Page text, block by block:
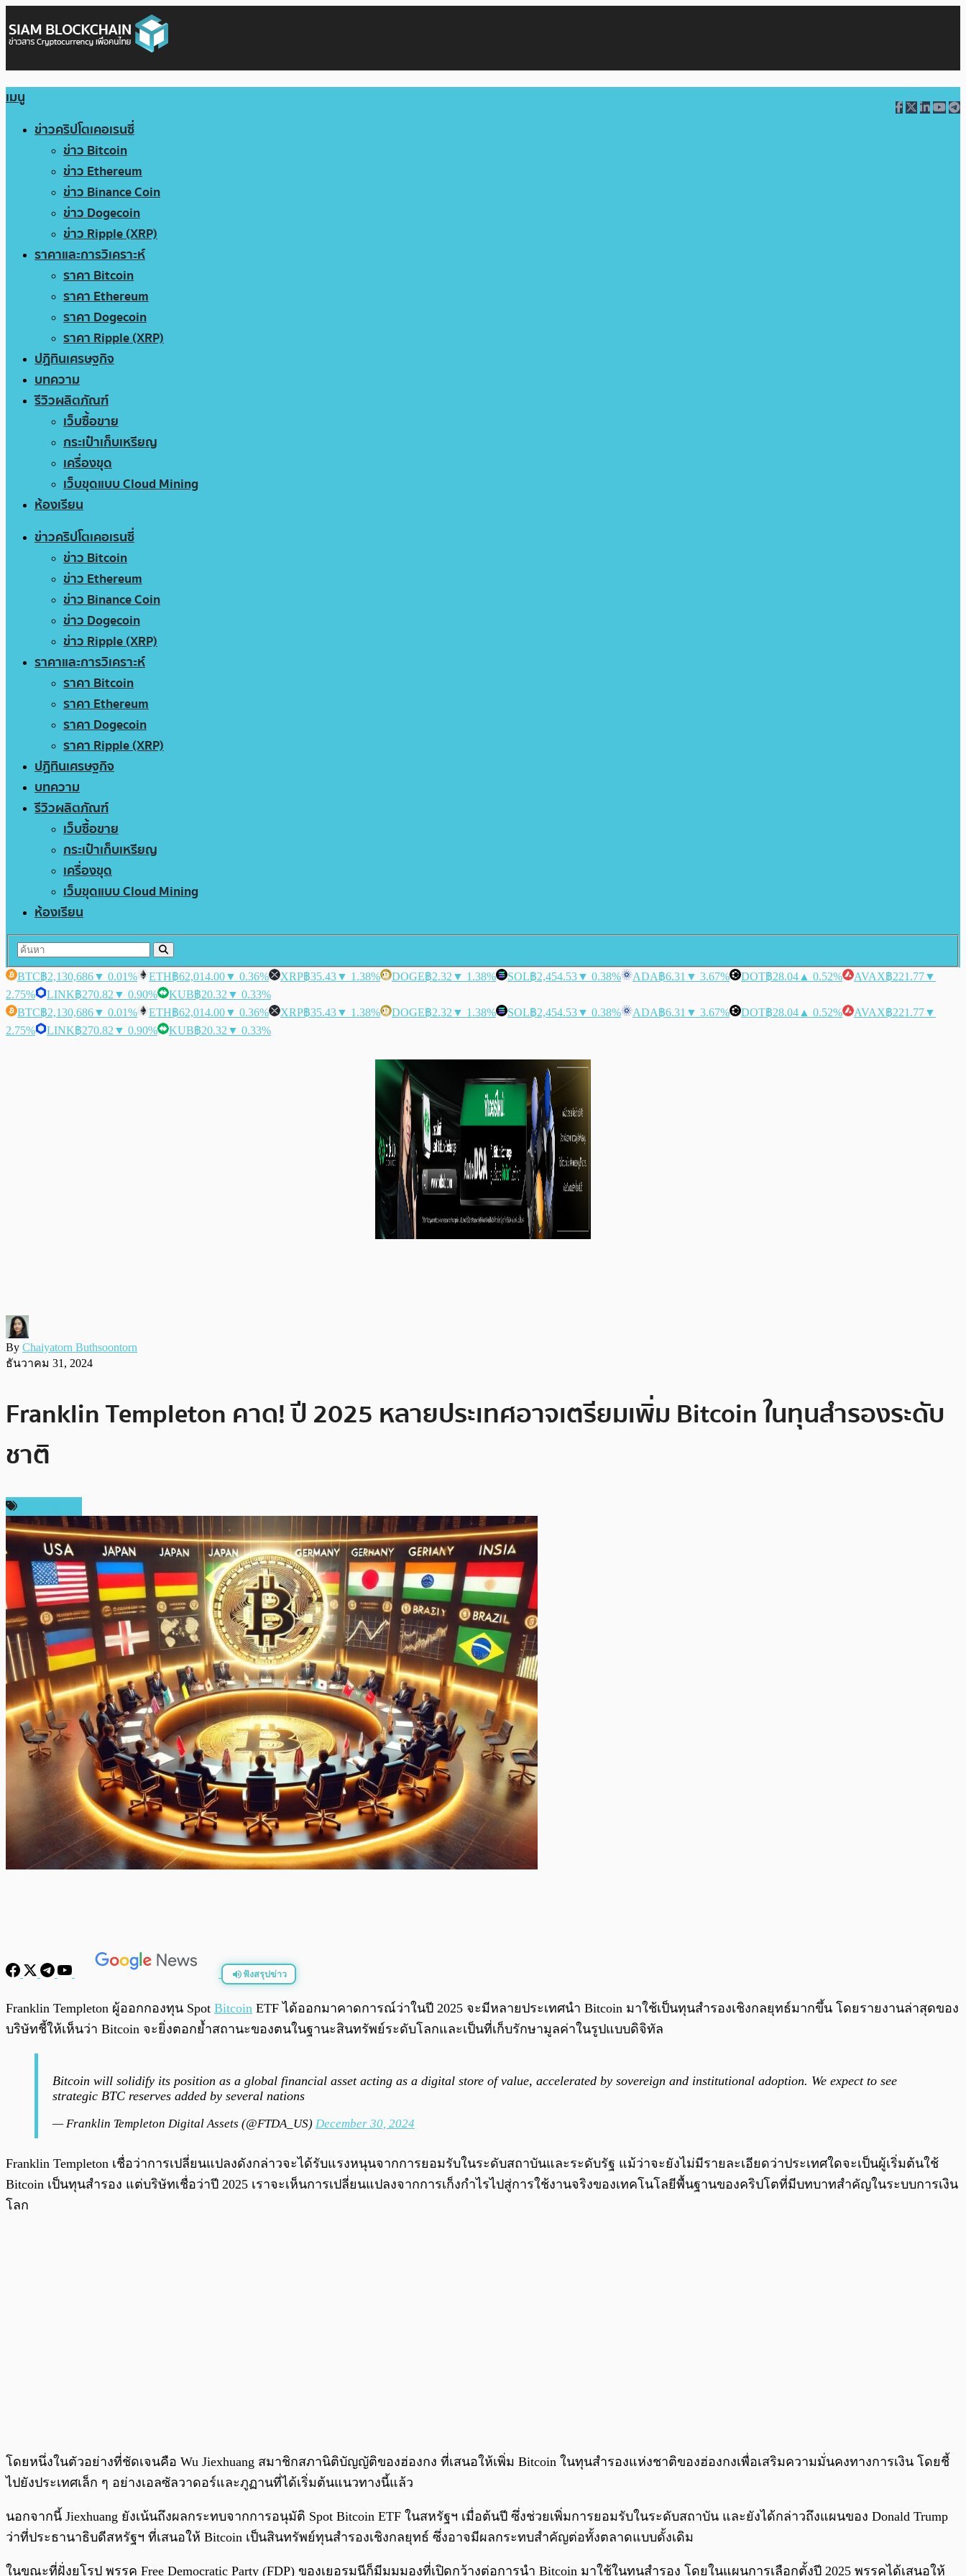
เมนู
ข่าวคริปโตเคอเรนซี่
ข่าว Bitcoin
ข่าว Ethereum
ข่าว Binance Coin
ข่าว Dogecoin
ข่าว Ripple (XRP)
ราคาและการวิเคราะห์
ราคา Bitcoin
ราคา Ethereum
ราคา Dogecoin
ราคา Ripple (XRP)
ปฏิทินเศรษฐกิจ
บทความ
รีวิวผลิตภัณฑ์
เว็บซื้อขาย
กระเป๋าเก็บเหรียญ
เครื่องขุด
เว็บขุดแบบ Cloud Mining
ห้องเรียน
ข่าวคริปโตเคอเรนซี่
ข่าว Bitcoin
ข่าว Ethereum
ข่าว Binance Coin
ข่าว Dogecoin
ข่าว Ripple (XRP)
ราคาและการวิเคราะห์
ราคา Bitcoin
ราคา Ethereum
ราคา Dogecoin
ราคา Ripple (XRP)
ปฏิทินเศรษฐกิจ
บทความ
รีวิวผลิตภัณฑ์
เว็บซื้อขาย
กระเป๋าเก็บเหรียญ
เครื่องขุด
เว็บขุดแบบ Cloud Mining
ห้องเรียน
BTC฿2,130,686▼ 0.01% ETH฿62,014.00▼ 0.36% XRP฿35.43▼ 1.38% DOGE฿2.32 ▼ 1.38% SOL฿2,454.53▼ 0.38% ADA฿6.31 ▼ 3.67% DOT฿28.04 ▲ 0.52% AVAX฿221.77▼
2.75%
LINK฿270.82 ▼ 0.90% KUB฿20.32 ▼ 0.33%
BTC฿2,130,686▼ 0.01% ETH฿62,014.00▼ 0.36% XRP฿35.43▼ 1.38% DOGE฿2.32 ▼ 1.38% SOL฿2,454.53▼ 0.38% ADA฿6.31 ▼ 3.67% DOT฿28.04 ▲ 0.52% AVAX฿221.77▼
2.75%
LINK฿270.82 ▼ 0.90% KUB฿20.32 ▼ 0.33%
By Chaiyatorn Buthsoontorn
ธันวาคม 31, 2024
Franklin Templeton คาด! ปี 2025 หลายประเทศอาจเตรียมเพิ่ม Bitcoin ในทุนสำรองระดับ
ชาติ
ฟังสรุปข่าว
พร้อมเล่น 0:00
Franklin Templeton ผู้ออกกองทุน Spot Bitcoin ETF ได้ออกมาคาดการณ์ว่าในปี 2025 จะมีหลายประเทศนำ Bitcoin มาใช้เป็นทุนสำรองเชิงกลยุทธ์มากขึ้น โดยรายงานล่าสุดของ
บริษัทชี้ให้เห็นว่า Bitcoin จะยิ่งตอกย้ำสถานะของตนในฐานะสินทรัพย์ระดับโลกและเป็นที่เก็บรักษามูลค่าในรูปแบบดิจิทัล
Bitcoin will solidify its position as a global financial asset acting as a digital store of value, accelerated by sovereign and institutional adoption. We expect to see
strategic BTC reserves added by several nations
— Franklin Templeton Digital Assets (@FTDA_US) December 30, 2024
Franklin Templeton เชื่อว่าการเปลี่ยนแปลงดังกล่าวจะได้รับแรงหนุนจากการยอมรับในระดับสถาบันและระดับรัฐ แม้ว่าจะยังไม่มีรายละเอียดว่าประเทศใดจะเป็นผู้เริ่มต้นใช้
Bitcoin เป็นทุนสำรอง แต่บริษัทเชื่อว่าปี 2025 เราจะเห็นการเปลี่ยนแปลงจากการเก็งกำไรไปสู่การใช้งานจริงของเทคโนโลยีพื้นฐานของคริปโตที่มีบทบาทสำคัญในระบบการเงิน
โลก
โดยหนึ่งในตัวอย่างที่ชัดเจนคือ Wu Jiexhuang สมาชิกสภานิติบัญญัติของฮ่องกง ที่เสนอให้เพิ่ม Bitcoin ในทุนสำรองแห่งชาติของฮ่องกงเพื่อเสริมความมั่นคงทางการเงิน โดยชี้
ไปยังประเทศเล็ก ๆ อย่างเอลซัลวาดอร์และภูฏานที่ได้เริ่มต้นแนวทางนี้แล้ว
นอกจากนี้ Jiexhuang ยังเน้นถึงผลกระทบจากการอนุมัติ Spot Bitcoin ETF ในสหรัฐฯ เมื่อต้นปี ซึ่งช่วยเพิ่มการยอมรับในระดับสถาบัน และยังได้กล่าวถึงแผนของ Donald Trump
ว่าที่ประธานาธิบดีสหรัฐฯ ที่เสนอให้ Bitcoin เป็นสินทรัพย์ทุนสำรองเชิงกลยุทธ์ ซึ่งอาจมีผลกระทบสำคัญต่อทั้งตลาดแบบดั้งเดิม
ในขณะที่ฝั่งยุโรป พรรค Free Democratic Party (FDP) ของเยอรมนีก็มีมุมมองที่เปิดกว้างต่อการนำ Bitcoin มาใช้ในทุนสำรอง โดยในแผนการเลือกตั้งปี 2025 พรรคได้เสนอให้